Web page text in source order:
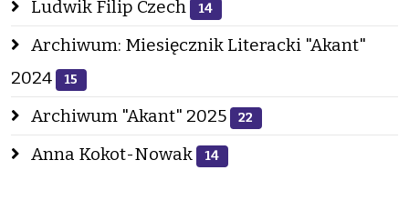
Ludwik Filip Czech 14
Archiwum: Miesięcznik Literacki "Akant"
2024
15
Archiwum "Akant" 2025 22
Anna Kokot-Nowak 14